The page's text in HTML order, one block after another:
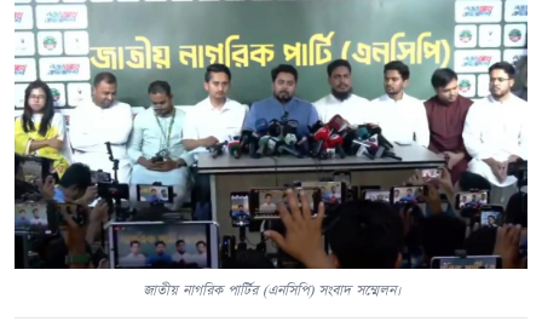
জাতীয় নাগরিক পার্টির (এনসিপি) সংবাদ সম্মেলন।